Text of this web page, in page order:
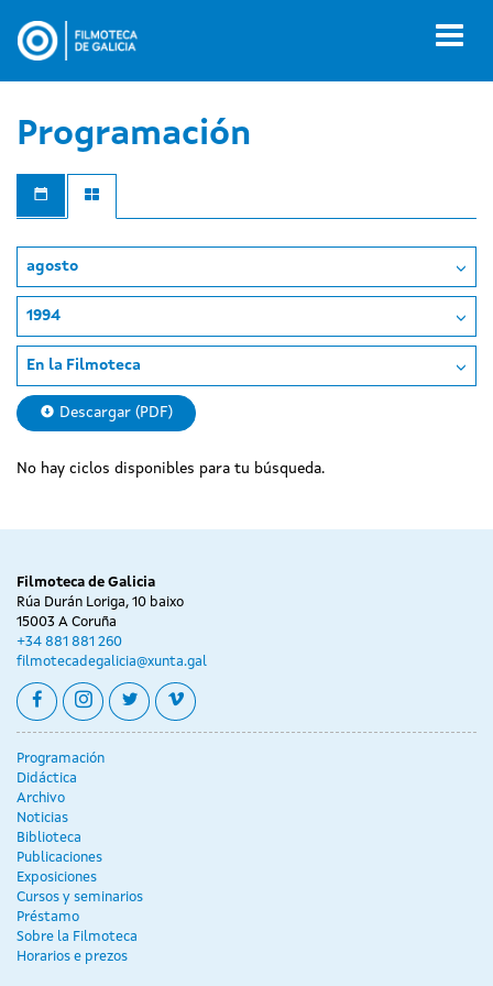
contenido
Programación
agosto
1994
En la Filmoteca
Descargar (PDF)
No hay ciclos disponibles para tu búsqueda.
Filmoteca de Galicia
Rúa Durán Loriga, 10 baixo
15003 A Coruña
+34 881 881 260
filmotecadegalicia@xunta.gal
facebookinstagram
twittervimeo
Programación
Didáctica
Archivo
Noticias
Biblioteca
Publicaciones
Exposiciones
Cursos y seminarios
Préstamo
Sobre la Filmoteca
Horarios e prezos